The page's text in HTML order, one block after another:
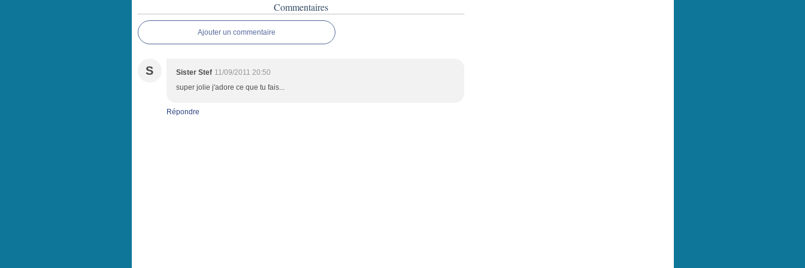
Commentaires
Ajouter un commentaire
S Sister Stef 11/09/2011 20:50
super jolie j'adore ce que tu fais...
Répondre